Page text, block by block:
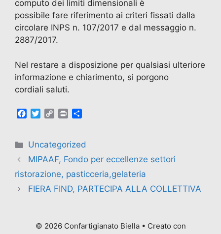
computo dei limiti dimensionali è
possibile fare riferimento ai criteri fissati dalla
circolare INPS n. 107/2017 e dal messaggio n.
2887/2017.
Nel restare a disposizione per qualsiasi ulteriore
informazione e chiarimento, si porgono
cordiali saluti.
e
o
o
t
e
r
C
y
i
n
n
d
v
i
i
Uncategorized
MIPAAF, Fondo per eccellenze settori
ristorazione, pasticceria,gelateria
FIERA FIND, PARTECIPA ALLA COLLETTIVA
© 2026 Confartigianato Biella• Creato con